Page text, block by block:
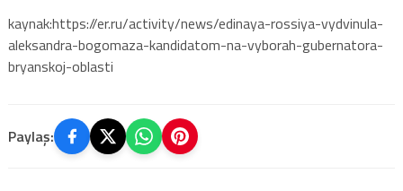
kaynak:https://er.ru/activity/news/edinaya-rossiya-vydvinula-
aleksandra-bogomaza-kandidatom-na-vyborah-gubernatora-
bryanskoj-oblasti
Paylaş: